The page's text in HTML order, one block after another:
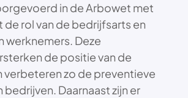
in de Arbowet met
rol van de bedrijfsarts en
werknemers. Deze
de positie van de
verbeteren zo de preventieve
bedrijven. Daarnaast zijn er